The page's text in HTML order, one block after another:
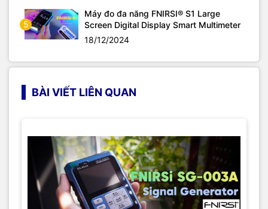
5
Máy đo đa năng FNIRSI® S1 Large
Screen Digital Display Smart Multimeter
18/12/2024
BÀI VIẾT LIÊN QUAN